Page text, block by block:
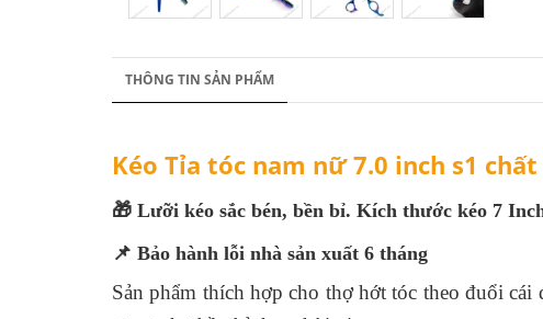
THÔNG TIN SẢN PHẨM
Kéo Tỉa tóc nam nữ 7.0 inch s1
🎁 Lưỡi kéo sắc bén, bền bỉ. Kích thước kéo 7
📌 Bảo hành lỗi nhà sản xuất 6 tháng
Sản phẩm thích hợp cho thợ hớt tóc theo đuổi